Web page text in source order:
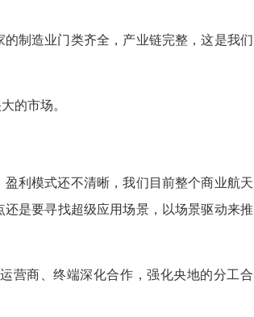
制造业门类齐全，产业链完整，这是我们
的市场。
利模式还不清晰，我们目前整个商业航天
是要寻找超级应用场景，以场景驱动来推
营商、终端深化合作，强化央地的分工合